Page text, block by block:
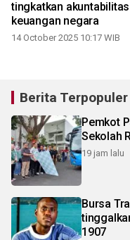
tingkatkan akuntabilitas
keuangan negara
14 October 2025 10:17 WIB
Berita Terpopuler
Pemkot
Sekolah
19 jam lalu
Bursa
1907